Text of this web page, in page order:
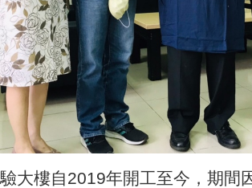
樓自2019年開工至今，期間